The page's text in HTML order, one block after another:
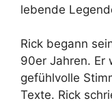
lebende
Rick begann
90er Jahren. Er
gefühlvolle
Texte. Rick